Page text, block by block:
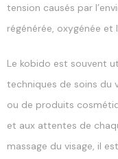
tension causés par
régénérée, oxygénée
Le kobido est souvent
techniques de soins du
ou de produits
et aux attentes de
massage du visage, il